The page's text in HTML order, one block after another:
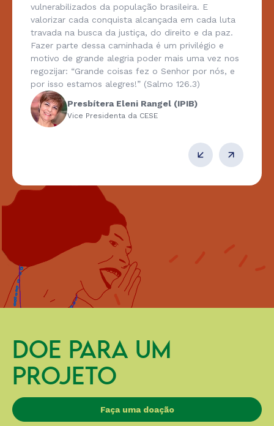
vulnerabilizados da população brasileira. E
valorizar cada conquista alcançada em cada luta
travada na busca da justiça, do direito e da paz.
Fazer parte dessa caminhada é um privilégio e
motivo de grande alegria poder mais uma vez nos
regozijar: “Grande coisas fez o Senhor por nós, e
por isso estamos alegres!” (Salmo 126.3)
Presbítera Eleni Rangel (IPIB)
Vice Presidenta da CESE
DOE PARA UM
PROJETO
Faça uma doação